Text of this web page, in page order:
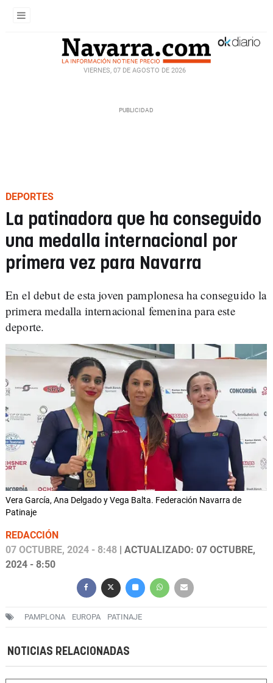
VIERNES, 07 DE AGOSTO DE 2026
DEPORTES
La patinadora que ha conseguido
una medalla internacional por
primera vez para Navarra
En el debut de esta joven pamplonesa ha conseguido la
primera medalla internacional femenina para este
deporte.
Vera García, Ana Delgado y Vega Balta. Federación Navarra de
Patinaje
REDACCIÓN
07 OCTUBRE, 2024 - 8:48 | ACTUALIZADO: 07 OCTUBRE,
2024 - 8:50
PAMPLONA EUROPA PATINAJE
NOTICIAS RELACIONADAS